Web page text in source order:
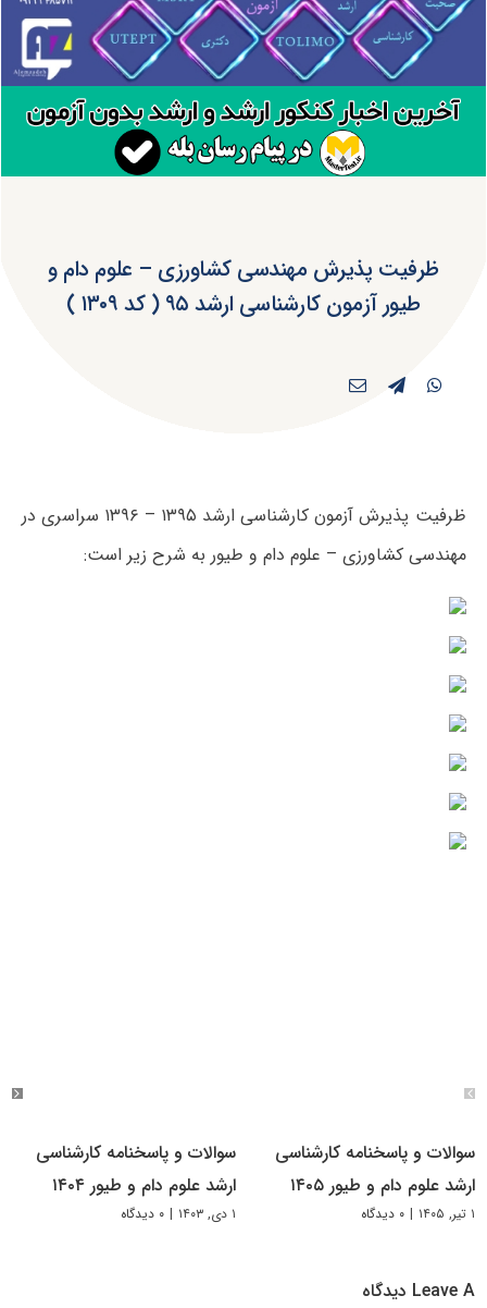
ظرفیت پذیرش مهندسی کشاورزی – علوم دام و
طیور آزمون کارشناسی ارشد ۹۵ ( کد ۱۳۰۹ )
ظرفیت پذیرش آزمون کارشناسی ارشد ۱۳۹۵ – ۱۳۹۶ سراسری در
مهندسی کشاورزی – علوم دام و طیور به شرح زیر است:
سوالات و پاسخنامه کارشناسی
ارشد علوم دام و طیور ۱۴۰۵
۱ تیر, ۱۴۰۵ | ۰ دیدگاه
سوالات و پاسخنامه کارشناسی
ارشد علوم دام و طیور ۱۴۰۴
۱ دی, ۱۴۰۳ | ۰ دیدگاه
Leave A دیدگاه